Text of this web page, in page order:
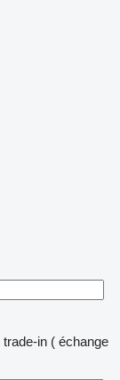
trade-in ( échange